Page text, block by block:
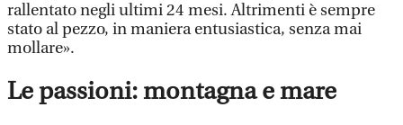
rallentato negli ultimi 24 mesi. Altrimenti è sempre
stato al pezzo, in maniera entusiastica, senza mai
mollare».
Le passioni: montagna e mare